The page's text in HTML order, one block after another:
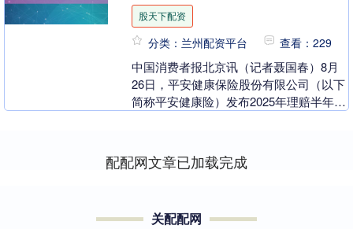
股天下配资
分类：兰州配资平台 查看：229
中国消费者报北京讯（记者聂国春）8月
26日，平安健康保险股份有限公司（以下
简称平安健康险）发布2025年理赔半年度
配配网文章已加载完成
关配配网